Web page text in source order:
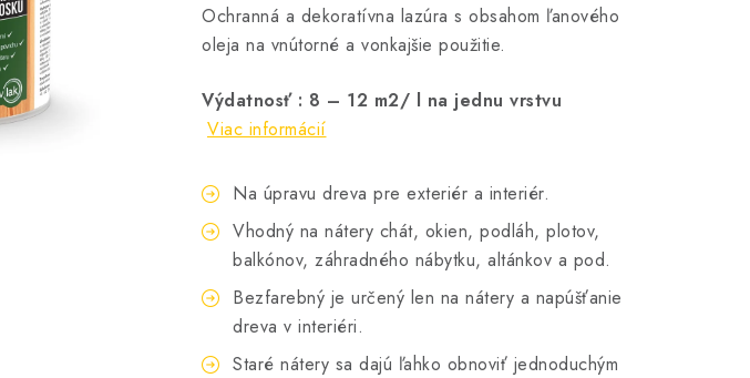
Ochranná a dekoratívna lazúra s obsahom ľanového
oleja na vnútorné a vonkajšie použitie.
Výdatnosť : 8 – 12 m2/ l na jednu vrstvu
Viac informácií
Na úpravu dreva pre exteriér a interiér.
Vhodný na nátery chát, okien, podláh, plotov,
balkónov, záhradného nábytku, altánkov a pod.
Bezfarebný je určený len na nátery a napúšťanie
dreva v interiéri.
Staré nátery sa dajú ľahko obnoviť jednoduchým